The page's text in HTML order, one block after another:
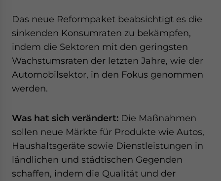
Das neue Reformpaket beabsichtigt es die
sinkenden Konsumraten zu bekämpfen,
indem die Sektoren mit den geringsten
Wachstumsraten der letzten Jahre, wie der
Automobilsektor, in den Fokus genommen
werden.
Was hat sich verändert: Die Maßnahmen
sollen neue Märkte für Produkte wie Autos,
Haushaltsgeräte sowie Dienstleistungen in
ländlichen und städtischen Gegenden
schaffen, indem die Qualität und der